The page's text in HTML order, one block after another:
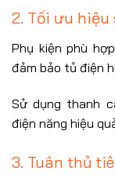
2. Tối ưu
Phụ kiện phù
đảm bảo tủ điện
Sử dụng thanh
điện năng hiệu
3. Tuân thủ